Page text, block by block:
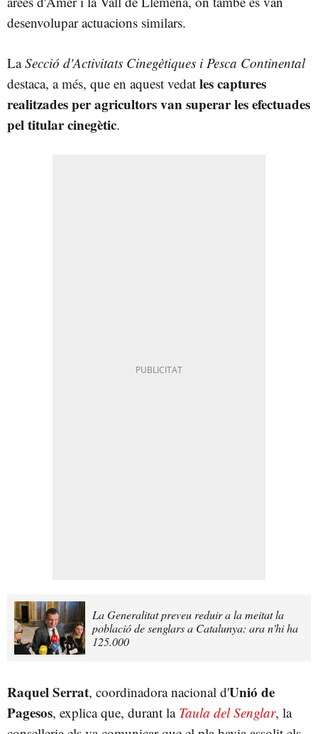
desenvolupar actuacions similars.
LaSecció d'Activitats Cinegètiques i Pesca Continental
destaca, a més, que en aquest vedat les captures
realitzades per agricultors van superar les efectuades
pel titular cinegètic.
La Generalitat preveu reduir a la meitat la
població de senglars a Catalunya: ara n'hi ha
125.000
Raquel Serrat, coordinadora nacional d'Unió de
Pagesos, explica que, durant la Taula del Senglar, la